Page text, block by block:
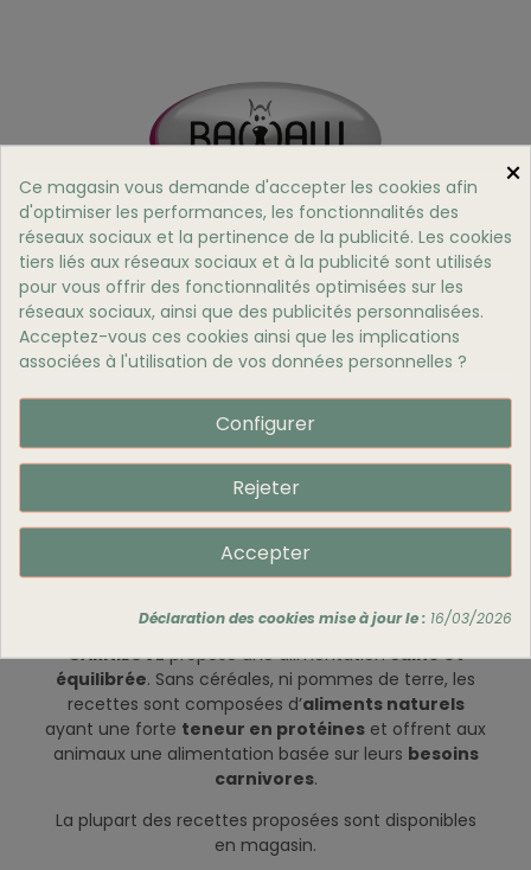
BAWAWest spécialisé dans lacosmétique canine.
Tous les produits proposés sont de véritable
cosmétique humaine adaptée aux animaux,
vegan, avec desactifs 100% naturels.
100% des produits proposés sont disponibles en
CARNILOVEpropose une alimentationsaine et
équilibrée. Sans céréales, ni pommes de terre, les
recettes sont composées d’aliments naturels
ayant une forte teneur en protéines et offrent aux
animaux une alimentation basée sur leurs besoins
carnivores.
La plupart des recettes proposées sont disponibles
en magasin.
×
Ce magasin vous demande d'accepter les cookies afin
d'optimiser les performances, les fonctionnalités des
réseaux sociaux et la pertinence de la publicité. Les cookies
tiers liés aux réseaux sociaux et à la publicité sont utilisés
pour vous offrir des fonctionnalités optimisées sur les
réseaux sociaux, ainsi que des publicités personnalisées.
Acceptez-vous ces cookies ainsi que les implications
associées à l'utilisation de vos données personnelles ?
Configurer
Rejeter
Accepter
Déclaration des cookies mise à jour le : 16/03/2026